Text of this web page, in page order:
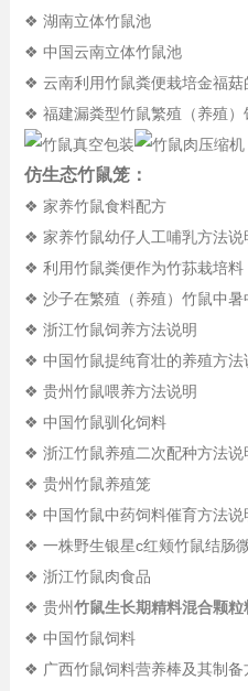
❖ 湖南立体竹鼠池
❖ 中国云南立体竹鼠池
❖ 云南利用竹鼠粪便栽培金福菇
❖ 福建漏粪型竹鼠繁殖（养殖）
仿生态竹鼠笼：
❖ 家养竹鼠食料配方
❖ 家养竹鼠幼仔人工哺乳方法说
❖ 利用竹鼠粪便作为竹荪栽培料
❖ 沙子在繁殖（养殖）竹鼠中暑
❖ 浙江竹鼠饲养方法说明
❖ 中国竹鼠提纯育壮的养殖方法
❖ 贵州竹鼠喂养方法说明
❖ 中国竹鼠驯化饲料
❖ 浙江竹鼠养殖二次配种方法说
❖ 贵州竹鼠养殖笼
❖ 中国竹鼠中药饲料催育方法说
❖ 一株野生银星c红颊竹鼠结肠
❖ 浙江竹鼠肉食品
❖ 贵州竹鼠生长期精料混合颗粒
❖ 中国竹鼠饲料
❖ 广西竹鼠饲料营养棒及其制备